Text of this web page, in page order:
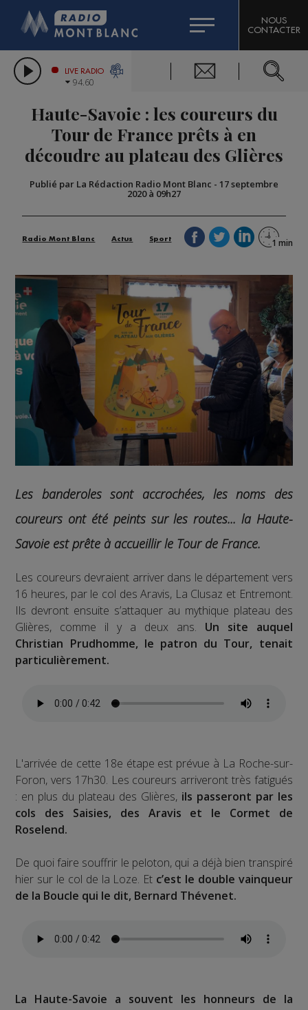
LES CHRONIQUES DE L'EXPERT
CITIZEN MACHINERY
GRAND MASSIF DOMAINES SKIABLES
BIGARD
COMPAGNIE DU MONT-BLANC
NOUS
CONTACTER
LIVE RADIO
94.60
Haute-Savoie : les coureurs du
Tour de France prêts à en
découdre au plateau des Glières
Publié par La Rédaction Radio Mont Blanc - 17 septembre
2020 à 09h27
Radio Mont Blanc Actus Sport
Les banderoles sont accrochées, les noms des
coureurs ont été peints sur les routes... la Haute-
Savoie est prête à accueillir le Tour de France.
Les coureurs devraient arriver dans le département vers
16 heures, par le col des Aravis, La Clusaz et Entremont.
Ils devront ensuite s’attaquer au mythique plateau des
Glières, comme il y a deux ans. Un site auquel
Christian Prudhomme, le patron du Tour, tenait
particulièrement.
L'arrivée de cette 18e étape est prévue à La Roche-sur-
Foron, vers 17h30. Les coureurs arriveront très fatigués
: en plus du plateau des Glières, ils passeront par les
cols des Saisies, des Aravis et le Cormet de
Roselend.
De quoi faire souffrir le peloton, qui a déjà bien transpiré
hier sur le col de la Loze. Et c’est le double vainqueur
de la Boucle qui le dit, Bernard Thévenet.
La Haute-Savoie a souvent les honneurs de la